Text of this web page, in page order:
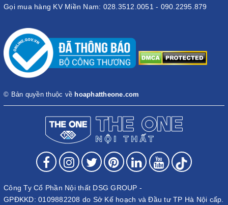
Gọi mua hàng KV Miền Nam: 028.3512.0051 - 090.2295.879
© Bản quyền thuộc về hoaphattheone.com
Công Ty Cổ Phần Nội thất DSG GROUP -
GPĐKKD: 0109882208 do Sở Kế hoạch và Đầu tư TP Hà Nội cấp.